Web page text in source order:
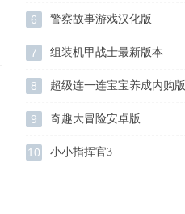
6 警察故事游戏汉化版
7 组装机甲战士最新版本
8 超级连一连宝宝养成内购版
9 奇趣大冒险安卓版
10 小小指挥官3